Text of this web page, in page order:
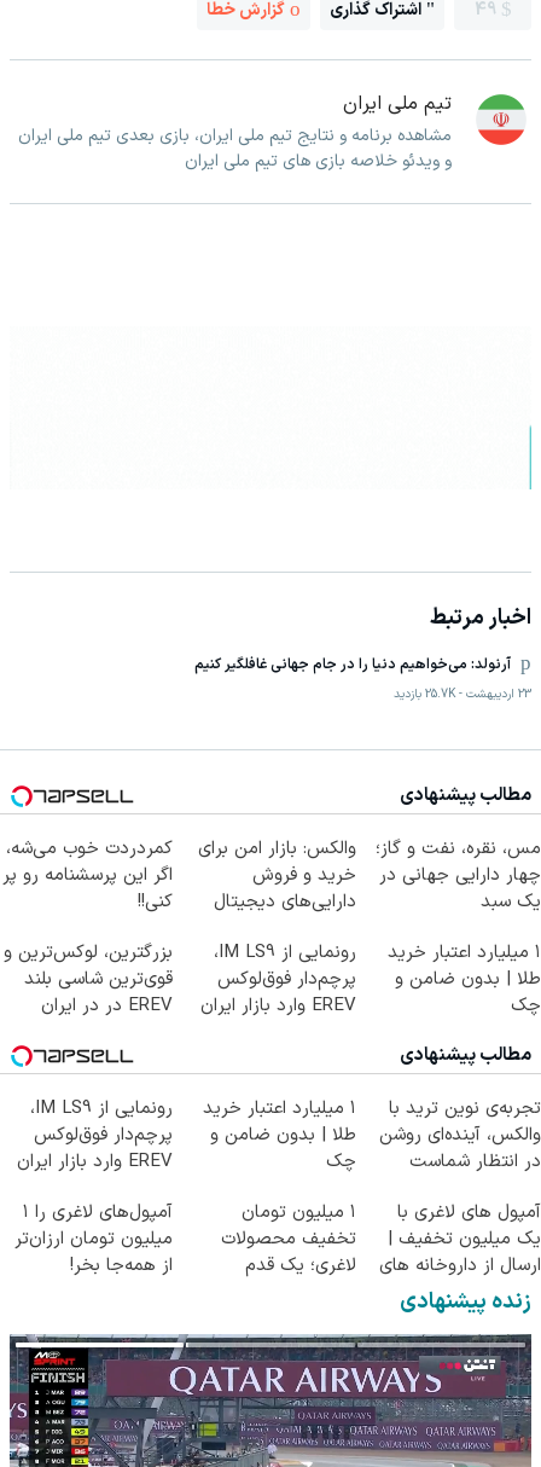
49 اشتراک گذاری گزارش خطا
تیم ملی ایران
مشاهده برنامه و نتایج تیم ملی ایران، بازی بعدی تیم ملی ایران
و ویدئو خلاصه بازی های تیم ملی ایران
اخبار مرتبط
آرنولد: می‌خواهیم دنیا را در جام جهانی غافلگیر کنیم
23 اردیبهشت -
25.7K بازدید
مطالب پیشنهادی
مس، نقره، نفت و گاز؛
چهار دارایی جهانی در
یک سبد
والکس: بازار امن برای
خرید و فروش
دارایی‌های دیجیتال
کمردردت خوب می‌شه،
اگر این پرسشنامه رو پر
کنی!!
۱ میلیارد اعتبار خرید
طلا | بدون ضامن و
چک
رونمایی از IM LS9،
پرچم‌دار فوق‌لوکس
EREV وارد بازار ایران
بزرگترین، لوکس‌ترین و
قوی‌ترین شاسی بلند
EREV در در ایران
مطالب پیشنهادی
تجربه‌ی نوین ترید با
والکس، آینده‌ای روشن
در انتظار شماست
۱ میلیارد اعتبار خرید
طلا | بدون ضامن و
چک
رونمایی از IM LS9،
پرچم‌دار فوق‌لوکس
EREV وارد بازار ایران
آمپول های لاغری با
یک میلیون تخفیف |
ارسال از داروخانه های
معتبر
۱ میلیون تومان
تخفیف محصولات
لاغری؛ یک قدم
آمپول‌های لاغری را ۱
میلیون تومان ارزان‌تر
از همه‌جا بخر!
زنده پیشنهادی